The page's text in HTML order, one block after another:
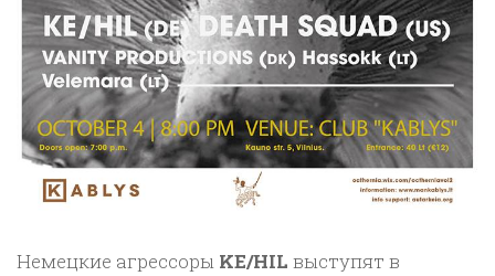
Немецкие агрессоры KE/HIL выступят в